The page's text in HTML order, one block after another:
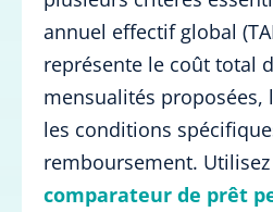
annuel effectif global
représente le coût total
mensualités proposées,
les conditions
remboursement. Utilisez
comparateur de prêt